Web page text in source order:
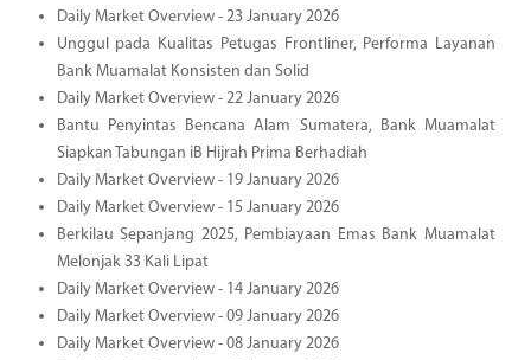
Daily Market Overview - 23 January 2026
Unggul pada Kualitas Petugas Frontliner, Performa Layanan
Bank Muamalat Konsisten dan Solid
Daily Market Overview - 22 January 2026
Bantu Penyintas Bencana Alam Sumatera, Bank Muamalat
Siapkan Tabungan iB Hijrah Prima Berhadiah
Daily Market Overview - 19 January 2026
Daily Market Overview - 15 January 2026
Berkilau Sepanjang 2025, Pembiayaan Emas Bank Muamalat
Melonjak 33 Kali Lipat
Daily Market Overview - 14 January 2026
Daily Market Overview - 09 January 2026
Daily Market Overview - 08 January 2026